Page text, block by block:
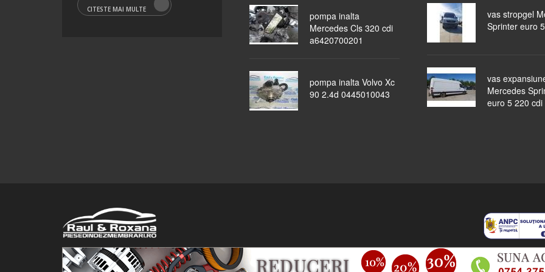
CITESTE MAI MULTE
pompa inalta
Mercedes Cls 320 cdi
a6420700201
pompa inalta Volvo Xc
90 2.4d 0445010043
vas stropgel
Sprinter euro
vas
Mercedes
euro 5 220 cdi
© 2016 Raul&Roxana SRL. Toate drepturile rezervate. piese auto masini dezmembrate ocazii lichidari